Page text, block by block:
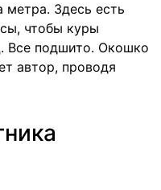
Здесь есть
чтобы куры
Все подшито. Окошко
автор, проводя